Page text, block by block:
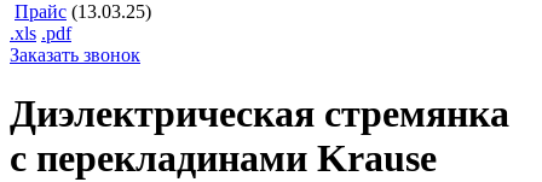
Прайс (13.03.25)
.xls .pdf
Заказать звонок
Диэлектрическая стремянка
с перекладинами Krause